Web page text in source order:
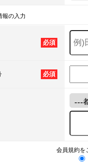
報の入力
必須
必須
会員規約を